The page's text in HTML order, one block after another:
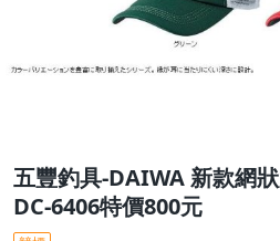
五豐釣具-DAIWA 新款網
DC-6406特價800元